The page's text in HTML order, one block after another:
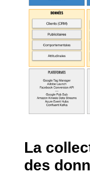
La
des